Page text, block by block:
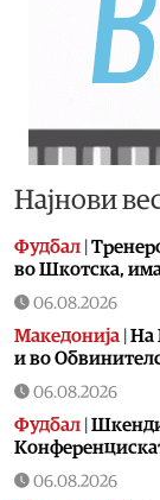
Најнови
Фудбал
во Шкотска,
06.08.2026
Македонија На
и во
06.08.2026
Фудбал
06.08.2026